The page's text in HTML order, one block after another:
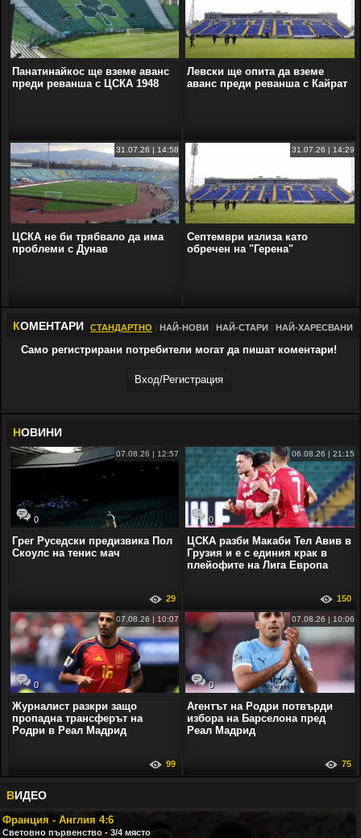
Панатинайкос ще вземе аванс
преди реванша с ЦСКА 1948
Левски ще опита да вземе
аванс преди реванша с Кайрат
31.07.26 | 14:58
ЦСКА не би трябвало да има
проблеми с Дунав
31.07.26 | 14:29
Септември излиза като
обречен на "Герена"
КОМЕНТАРИ СТАНДАРТНО НАЙ-НОВИ НАЙ-СТАРИ НАЙ-ХАРЕСВАНИ
Само регистрирани потребители могат да пишат коментари!
Вход/Регистрaция
НОВИНИ
0
07.08.26 | 12:57
Грег Руседски предизвика Пол
Скоулс на тенис мач
29
0
06.08.26 | 21:15
ЦСКА разби Макаби Тел Авив в
Грузия и е с единия крак в
плейофите на Лига Европа
150
0
07.08.26 | 10:07
Журналист разкри защо
пропадна трансферът на
Родри в Реал Мадрид
99
0
07.08.26 | 10:06
Агентът на Родри потвърди
избора на Барселона пред
Реал Мадрид
75
ВИДЕО
Франция - Англия 4:6
Световно първенство - 3/4 място